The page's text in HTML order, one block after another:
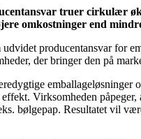
truer cirkulær
omkostninger end
producentansvar for
der bringer den på
emballageløsninger
Virksomheden
bølgepap. Resultatet vil